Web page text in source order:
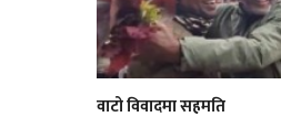
वाटो विवादमा सहमति